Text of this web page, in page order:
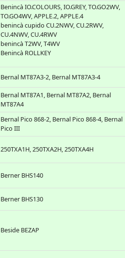
Benincà IO.COLOURS, IO.GREY, TO.GO2WV,
TO.GO4WV, APPLE.2, APPLE.4
benincà cupido CU.2NWV, CU.2RWV,
CU.4NWV, CU.4RWV
benincà T2WV, T4WV
Benincà ROLLKEY
Bernal MT87A3-2, Bernal MT87A3-4
Bernal MT87A1, Bernal MT87A2, Bernal
MT87A4
Bernal Pico 868-2, Bernal Pico 868-4, Bernal
Pico III
250TXA1H, 250TXA2H, 250TXA4H
Berner BHS140
Berner BHS130
Beside BEZAP